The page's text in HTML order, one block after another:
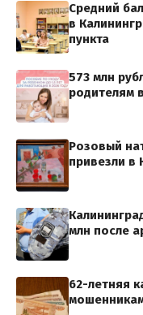
Средний
в
пункта
573 млн
родителям
Розовый
привезли в
млн после
62-летняя